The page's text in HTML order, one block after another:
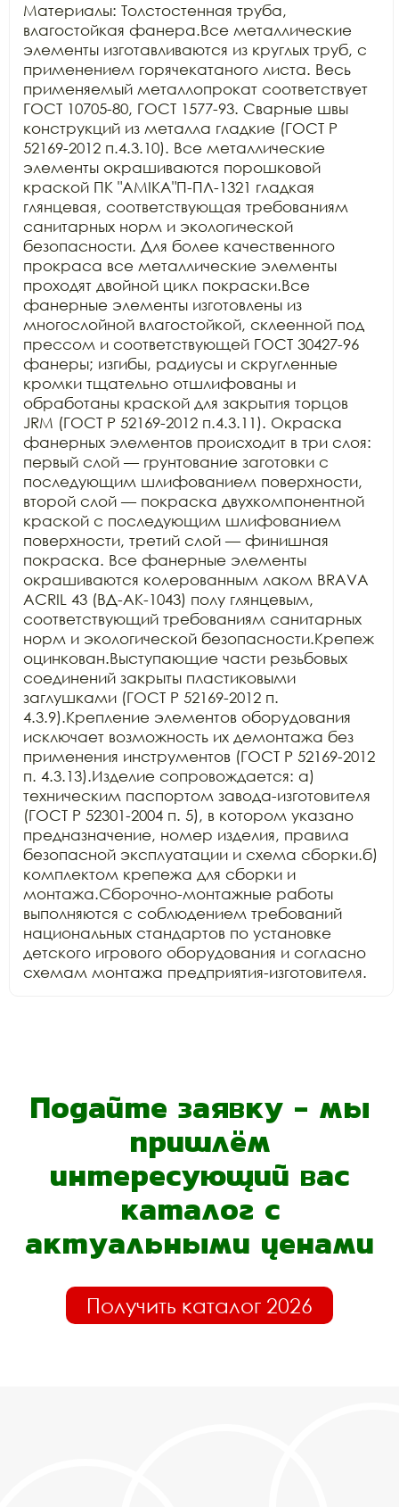
Материалы: Толстостенная труба,
влагостойкая фанера.Все металлические
элементы изготавливаются из круглых труб, с
применением горячекатаного листа. Весь
применяемый металлопрокат соответствует
ГОСТ 10705-80, ГОСТ 1577-93. Сварные швы
конструкций из металла гладкие (ГОСТ Р
52169-2012 п.4.3.10). Все металлические
элементы окрашиваются порошковой
краской ПК "АМIKA"П-ПЛ-1321 гладкая
глянцевая, соответствующая требованиям
санитарных норм и экологической
безопасности. Для более качественного
прокраса все металлические элементы
проходят двойной цикл покраски.Все
фанерные элементы изготовлены из
многослойной влагостойкой, склеенной под
прессом и соответствующей ГОСТ 30427-96
фанеры; изгибы, радиусы и скругленные
кромки тщательно отшлифованы и
обработаны краской для закрытия торцов
JRM (ГОСТ Р 52169-2012 п.4.3.11). Окраска
фанерных элементов происходит в три слоя:
первый слой — грунтование заготовки с
последующим шлифованием поверхности,
второй слой — покраска двухкомпонентной
краской с последующим шлифованием
поверхности, третий слой — финишная
покраска. Все фанерные элементы
окрашиваются колерованным лаком BRAVA
ACRIL 43 (ВД-АК-1043) полу глянцевым,
соответствующий требованиям санитарных
норм и экологической безопасности.Крепеж
оцинкован.Выступающие части резьбовых
соединений закрыты пластиковыми
заглушками (ГОСТ Р 52169-2012 п.
4.3.9).Крепление элементов оборудования
исключает возможность их демонтажа без
применения инструментов (ГОСТ Р 52169-2012
п. 4.3.13).Изделие сопровождается: а)
техническим паспортом завода-изготовителя
(ГОСТ Р 52301-2004 п. 5), в котором указано
предназначение, номер изделия, правила
безопасной эксплуатации и схема сборки.б)
комплектом крепежа для сборки и
монтажа.Сборочно-монтажные работы
выполняются с соблюдением требований
национальных стандартов по установке
детского игрового оборудования и согласно
схемам монтажа предприятия-изготовителя.
Подайте заявку - мы
пришлём
интересующий вас
каталог с
актуальными ценами
Получить каталог 2026